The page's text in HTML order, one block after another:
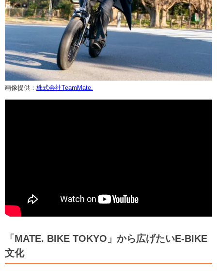
画像提供： 株式会社TeamMate.
「MATE. BIKE TOKYO」から広げたいE-BIKE
文化